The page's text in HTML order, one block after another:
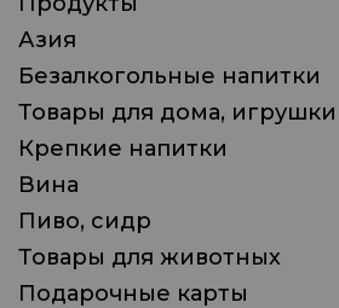
Азия
Безалкогольные напитки
Товары для дома, игрушки
Крепкие напитки
Вина
Пиво, сидр
Товары для животных
Подарочные карты